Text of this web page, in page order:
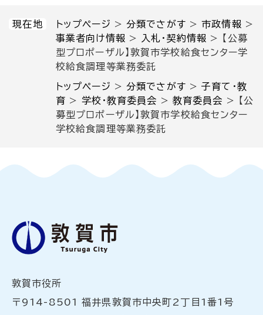
現在地 トップページ >分類でさがす >市政情報 >
事業者向け情報 > 入札・契約情報 >
【公募
型プロポーザル】敦賀市学校給食センター学
校給食調理等業務委託
トップページ >分類でさがす >子育て・教
育 > 学校・教育委員会 > 教育委員会 >
【公
募型プロポーザル】敦賀市学校給食センター
学校給食調理等業務委託
敦賀市役所
〒914-8501 福井県敦賀市中央町2丁目1番1号